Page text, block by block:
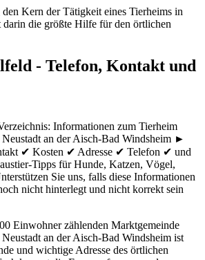
Kern der Tätigkeit eines Tierheims in
darin die größte Hilfe für den örtlichen
- Telefon, Kontakt und
Informationen zum Tierheim
an der Aisch-Bad Windsheim ►
✔ Kosten ✔ Adresse ✔ Telefon ✔ und
Tipps für Hunde, Katzen, Vögel,
Sie uns, falls diese Informationen
nicht hinterlegt und nicht korrekt sein
Einwohner zählenden Marktgemeinde
an der Aisch-Bad Windsheim ist
und wichtige Adresse des örtlichen